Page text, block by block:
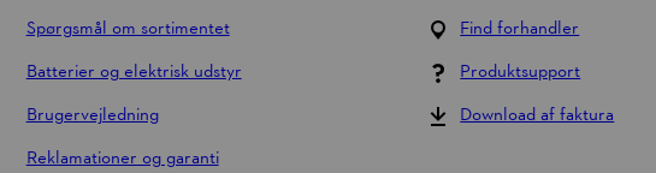
Spørgsmål om sortimentet
Batterier og elektrisk udstyr
Brugervejledning
Reklamationer og garanti
Find forhandler
Produktsupport
Download af faktura